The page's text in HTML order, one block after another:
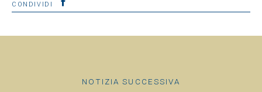
CONDIVIDI
NOTIZIA SUCCESSIVA